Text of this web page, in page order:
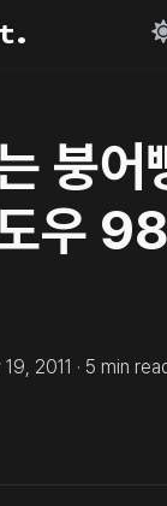
붕어
우 98
19, 2011 · 5 min